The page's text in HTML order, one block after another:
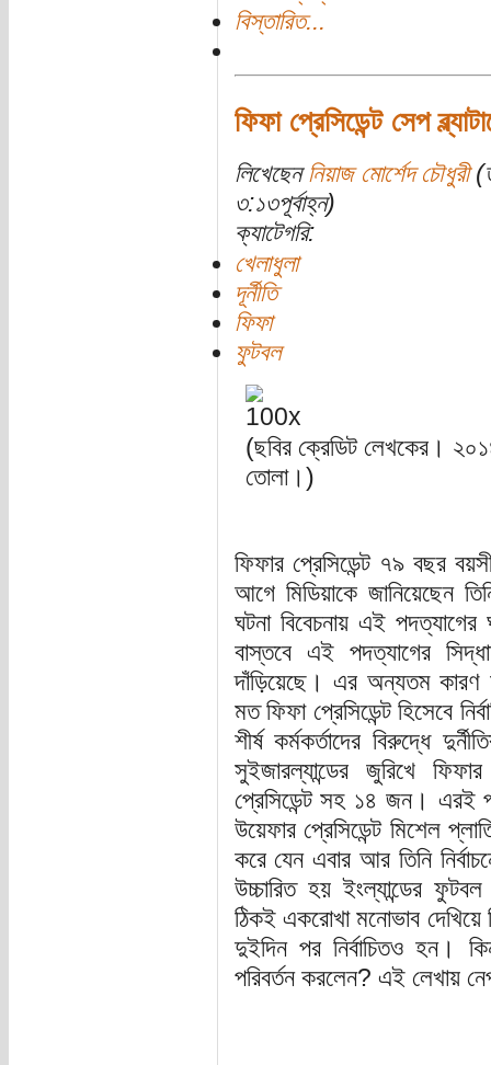
বিস্তারিত...
ফিফা প্রেসিডেন্ট সেপ
লিখেছেন নিয়াজ মোর্শেদ চৌধুরী
৩:১৩পূর্বাহ্ন)
ক্যাটেগরি:
খেলাধুলা
দূর্নীতি
ফিফা
ফুটবল
(ছবির ক্রেডিট লেখকের।
তোলা।)
ফিফার প্রেসিডেন্ট ৭৯ বছর
আগে মিডিয়াকে জানিয়েছেন
ঘটনা বিবেচনায় এই
বাস্তবে এই পদত্যাগের
দাঁড়িয়েছে। এর অন্যতম কারণ
মত ফিফা প্রেসিডেন্ট হিসেবে
শীর্ষ কর্মকর্তাদের বিরুদ্ধে
সুইজারল্যান্ডের জুরিখে
প্রেসিডেন্ট সহ ১৪ জন। এরই
উয়েফার প্রেসিডেন্ট মিশেল
করে যেন এবার আর তিনি
উচ্চারিত হয় ইংল্যান্ডের
ঠিকই একরোখা মনোভাব দেখিয়ে
দুইদিন পর নির্বাচিতও হন।
পরিবর্তন করলেন? এই লেখায়